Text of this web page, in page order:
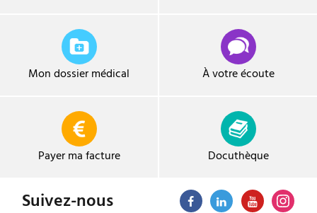
Mon dossier médical À votre écoute
Payer ma facture Docuthèque
Suivez-nous